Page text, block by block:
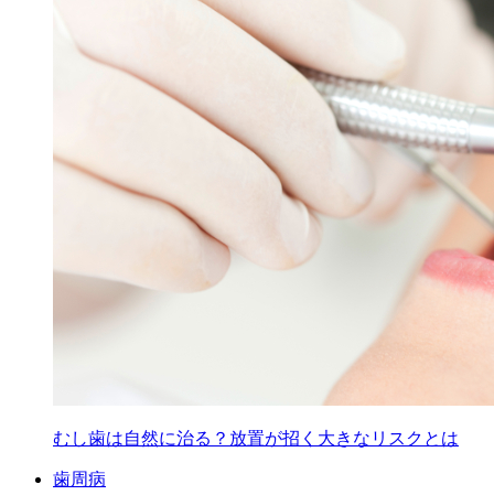
むし歯は自然に治る？放置が招く大きなリスクとは
歯周病